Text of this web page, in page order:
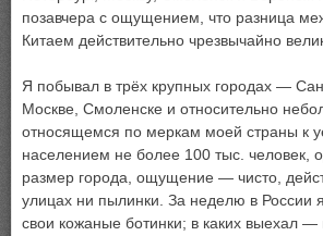
позавчера с ощущением, что разница
Китаем действительно чрезвычайно
Я побывал в трёх крупных городах —
Москве, Смоленске и относительно
относящемся по меркам моей страны к
населением не более 100 тыс. человек,
размер города, ощущение — чисто,
улицах ни пылинки. За неделю в России
свои кожаные ботинки; в каких выехал —